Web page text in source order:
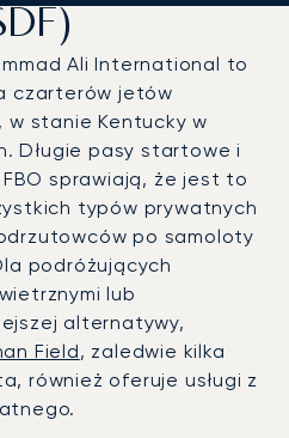
Ali International to
czarterów jetów
w stanie Kentucky w
Długie pasy startowe i
sprawiają, że jest to
typów prywatnych
po samoloty
podróżujących
lub
alternatywy,
Field, zaledwie kilka
również oferuje usługi z